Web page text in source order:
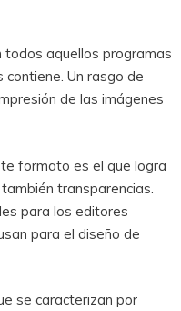
aquellos programas
Un rasgo de
de las imágenes
formato es el que logra
transparencias.
para los editores
para el diseño de
se caracterizan por